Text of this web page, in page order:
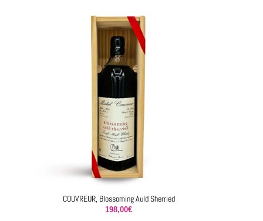
COUVREUR, Blossoming Auld Sherried
198,00€